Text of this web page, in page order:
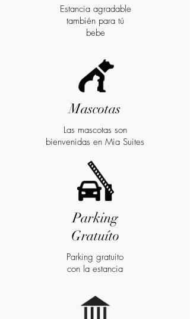
Estancia agradable
también para tú
bebe
Mascotas
Las mascotas son
bienvenidas en Mia Suites
Parking
Gratuíto
Parking gratuito
con la estancia